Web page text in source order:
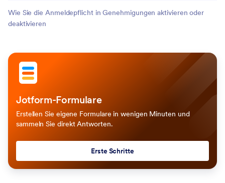
Wie Sie die Anmeldepflicht in Genehmigungen aktivieren oder
deaktivieren
Jotform-Formulare
Erstellen Sie eigene Formulare in wenigen Minuten und
sammeln Sie direkt Antworten.
Erste Schritte